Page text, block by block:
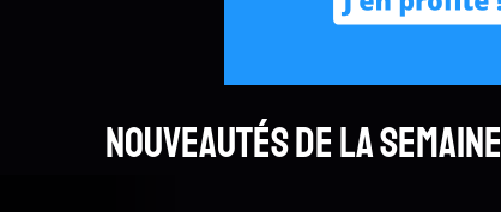
Nouveautés de la semaine